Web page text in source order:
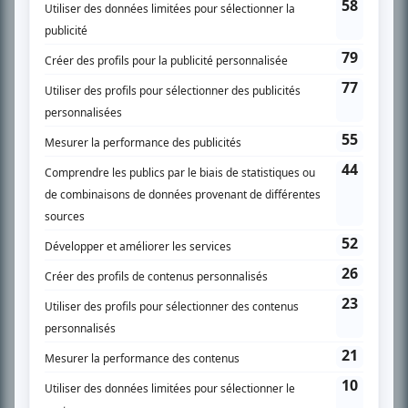
SUR LE RÉSEAU BIZZ MÉDIA
PLAN DU SITE
Accueil
Liste des oeuvres
Recherche avancée
À propos
Nous contacter
Termes et conditions
Politique de confidentialité
Gestion du consentement